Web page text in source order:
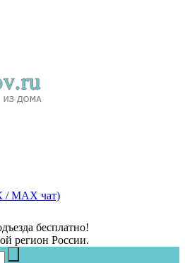
/ MAX чат)
бесплатно!
регион России.